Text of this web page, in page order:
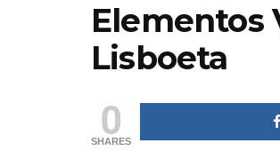
Elementos
Lisboeta
0
SHARES